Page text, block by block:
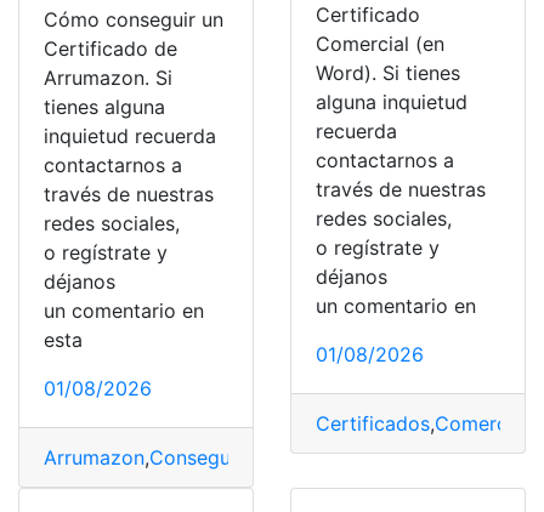
Cómo conseguir un
Certificado de
Arrumazon. Si
tienes alguna
inquietud recuerda
contactarnos a
través de nuestras
redes sociales,
o regístrate y
déjanos
un comentario en
esta
01/08/2026
Arrumazon,Conseguir España,Formato,Requisitos
Certificado
Comercial (en
Word). Si tienes
alguna inquietud
recuerda
contactarnos a
través de nuestras
redes sociales,
o regístrate y
déjanos
un comentario en
01/08/2026
Certificados,